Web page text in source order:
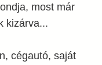
most már
kizárva...
cégautó, saját